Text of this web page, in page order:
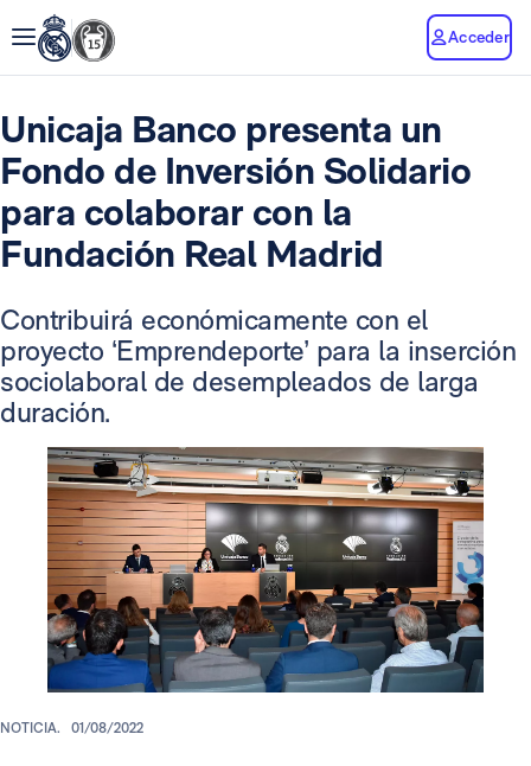
Acceder
Unicaja Banco presenta un
Fondo de Inversión Solidario
para colaborar con la
Fundación Real Madrid
Contribuirá económicamente con el
proyecto ‘Emprendeporte’ para la inserción
sociolaboral de desempleados de larga
duración.
NOTICIA. 01/08/2022